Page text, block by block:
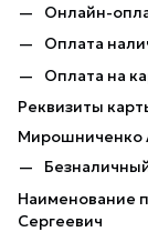
Онлайн-
Оплата
Оплата на
Реквизиты
Мирошниченко
Наименование
Сергеевич